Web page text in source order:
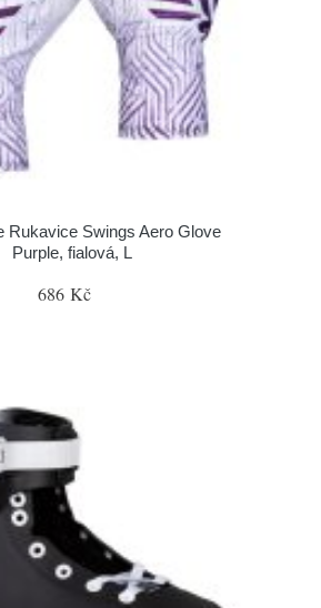
Rukavice Swings Aero Glove
Purple, fialová, L
686 Kč